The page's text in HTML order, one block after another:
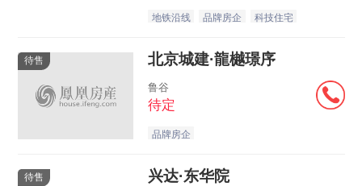
地铁沿线 品牌房企 科技住宅
待售 北京城建·龍樾璟序
鲁谷
待定
品牌房企
待售 兴达·东华院